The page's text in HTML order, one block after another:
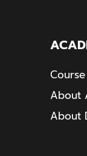
Course
About
About